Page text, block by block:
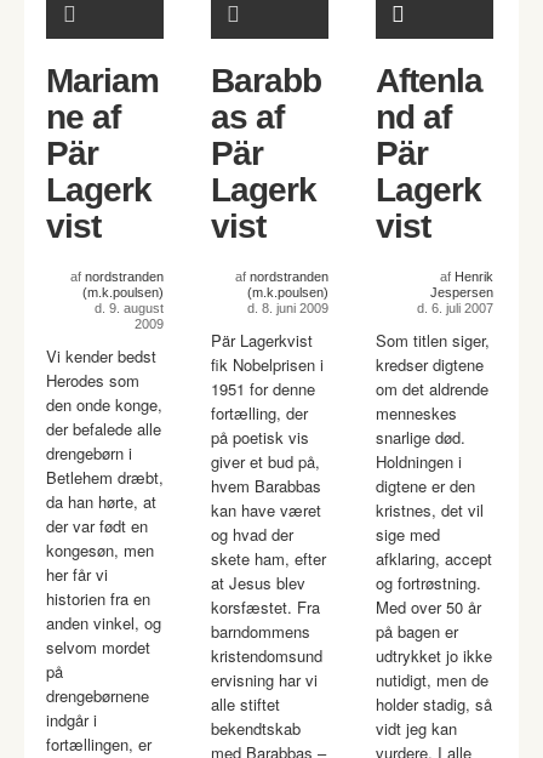
Mariam
ne af
Pär
Lagerk
vist
af nordstranden
(m.k.poulsen)
d. 9. august
2009
Vi kender bedst
Herodes som
den onde konge,
der befalede alle
drengebørn i
Betlehem dræbt,
da han hørte, at
der var født en
kongesøn, men
her får vi
historien fra en
anden vinkel, og
selvom mordet
på
drengebørnene
indgår i
fortællingen, er
Barabb
as af
Pär
Lagerk
vist
af nordstranden
(m.k.poulsen)
d. 8. juni 2009
Pär Lagerkvist
fik Nobelprisen i
1951 for denne
fortælling, der
på poetisk vis
giver et bud på,
hvem Barabbas
kan have været
og hvad der
skete ham, efter
at Jesus blev
korsfæstet. Fra
barndommens
kristendomsund
ervisning har vi
alle stiftet
bekendtskab
med Barabbas –
Aftenla
nd af
Pär
Lagerk
vist
af Henrik
Jespersen
d. 6. juli 2007
Som titlen siger,
kredser digtene
om det aldrende
menneskes
snarlige død.
Holdningen i
digtene er den
kristnes, det vil
sige med
afklaring, accept
og fortrøstning.
Med over 50 år
på bagen er
udtrykket jo ikke
nutidigt, men de
holder stadig, så
vidt jeg kan
vurdere. I alle